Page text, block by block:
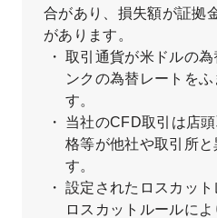
合があり、損失額が証拠
があります。
取引通貨が米ドルの
ンクの為替レートを
す。
当社のCFD取引は店
格等が他社や取引所
す。
設定されたロスカット
ロスカットルールに